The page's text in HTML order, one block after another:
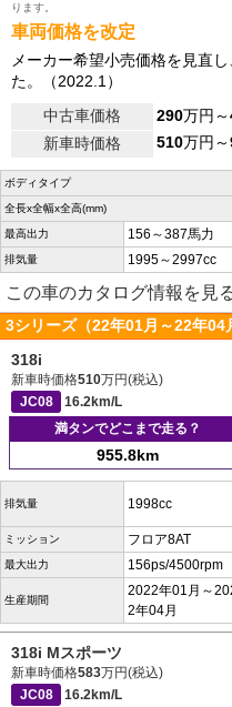
ります。
車両価格を改定
メーカー希望小売価格を見直
た。（2022.1）
中古車価格
290万円～
新車時価格
510万円～
ボディタイプ
全長x全幅x全高(mm)
最高出力 156～387馬力
排気量 1995～2997cc
この車のカタログ情報を見
3シリーズ（22年01月～22年04
318i
新車時価格510万円(税込)
JC08
16.2km/L
満タンでどこまで走る？
955.8km
排気量 1998cc
ミッション フロア8AT
最大出力 156ps/4500rpm
生産期間
2022年01月～
2年04月
318i Mスポーツ
新車時価格583万円(税込)
JC08
16.2km/L